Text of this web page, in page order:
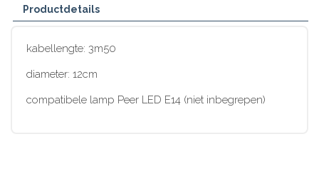
Productdetails
kabellengte: 3m50
diameter: 12cm
compatibele lamp Peer LED E14 (niet inbegrepen)